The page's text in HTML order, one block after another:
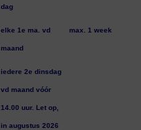
dag
elke 1e ma. vd
maand
max. 1 week
iedere 2e dinsdag
vd maand vóór
14.00 uur. Let op,
in augustus 2026